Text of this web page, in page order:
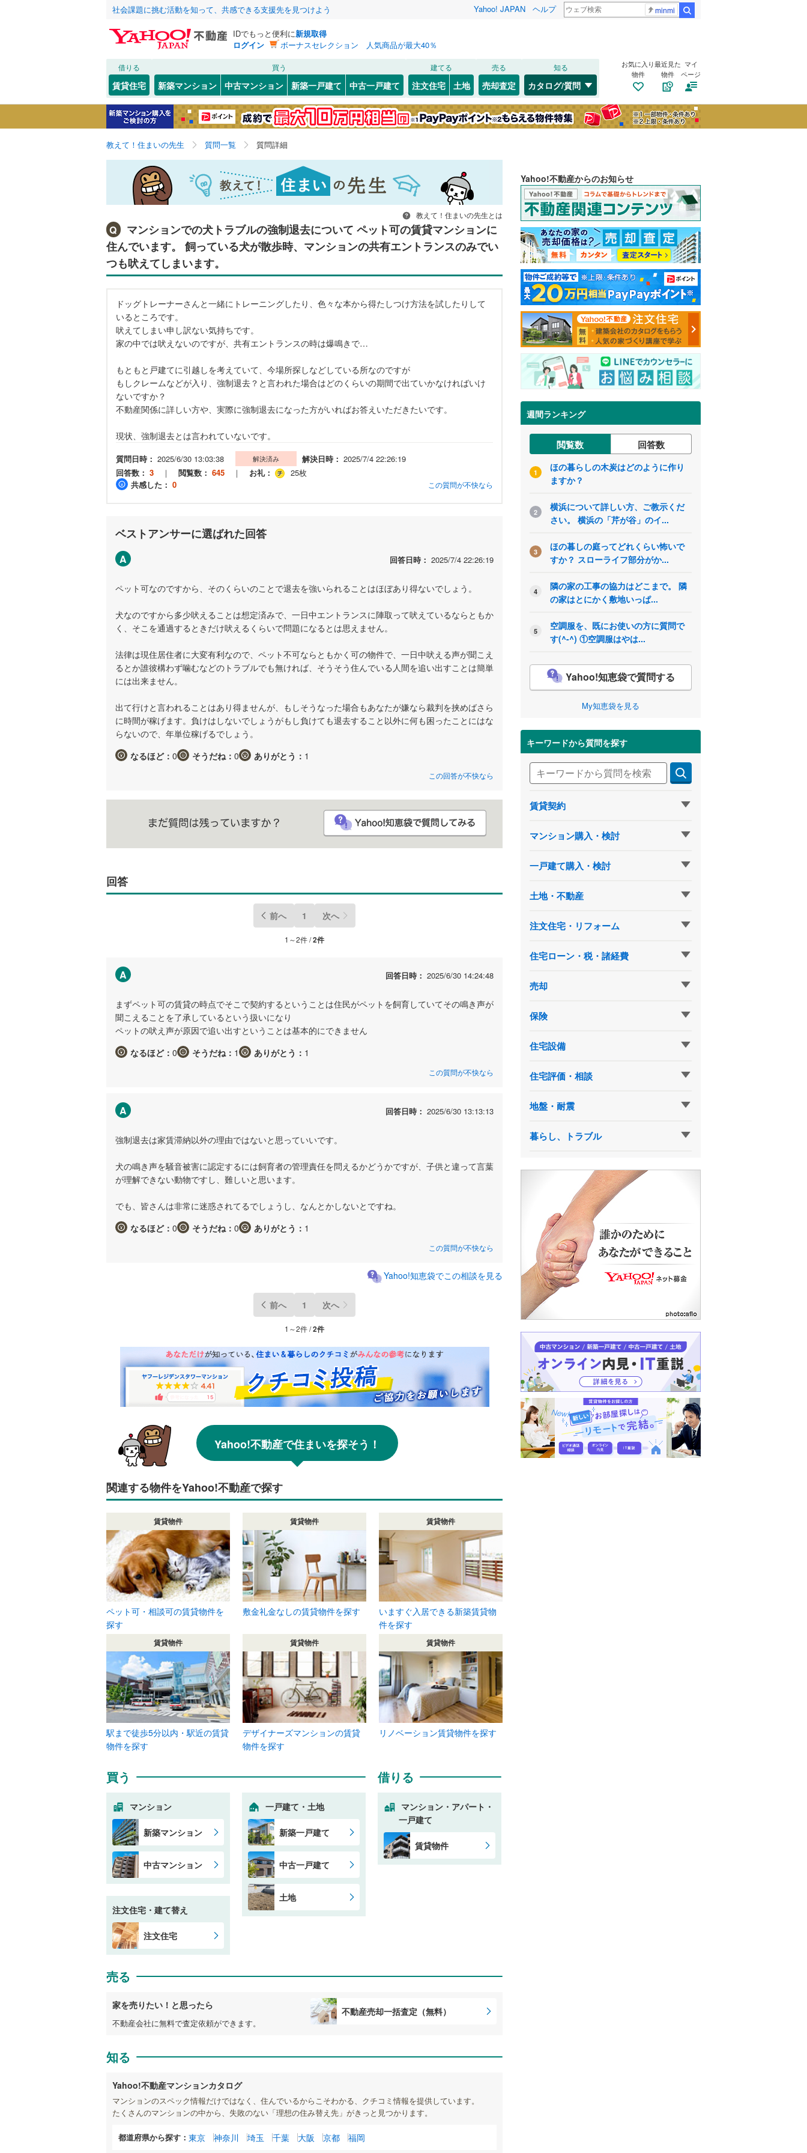
社会課題に挑む活動を知って、共感できる支援先を見つけよう Yahoo! JAPAN ヘルプ minmi
IDでもっと便利に新規取得
ログイン
ボーナスセレクション 人気商品が最大40％
借りる
賃貸住宅
買う
新築マンション 中古マンション 新築一戸建て 中古一戸建て
建てる
注文住宅 土地
売る
売却査定
知る
カタログ/質問
お気に入り
物件
最近見た
物件
マイ
ページ
教えて！住まいの先生 質問一覧 質問詳細
教えて！住まいの先生とは
Q
マンションでの犬トラブルの強制退去について ペット可の賃貸マンションに
住んでいます。 飼っている犬が散歩時、マンションの共有エントランスのみでい
つも吠えてしまいます。
ドッグトレーナーさんと一緒にトレーニングしたり、色々な本から得たしつけ方法を試したりして
いるところです。
吠えてしまい申し訳ない気持ちです。
家の中では吠えないのですが、共有エントランスの時は爆鳴きで…
もともと戸建てに引越しを考えていて、今場所探しなどしている所なのですが
もしクレームなどが入り、強制退去？と言われた場合はどのくらいの期間で出ていかなければいけ
ないですか？
不動産関係に詳しい方や、実際に強制退去になった方がいればお答えいただきたいです。
現状、強制退去とは言われていないです。
質問日時： 2025/6/30 13:03:38 解決済み 解決日時： 2025/7/4 22:26:19
回答数： 3 ｜ 閲覧数： 645 ｜ お礼：
25枚
共感した： 0 この質問が不快なら
ベストアンサーに選ばれた回答
A 回答日時： 2025/7/4 22:26:19
ペット可なのですから、そのくらいのことで退去を強いられることはほぼあり得ないでしょう。
犬なのですから多少吠えることは想定済みで、一日中エントランスに陣取って吠えているならともか
く、そこを通過するときだけ吠えるくらいで問題になるとは思えません。
法律は現住居住者に大変有利なので、ペット不可ならともかく可の物件で、一日中吠える声が聞こえ
るとか誰彼構わず噛むなどのトラブルでも無ければ、そうそう住んでいる人間を追い出すことは簡単
には出来ません。
出て行けと言われることはあり得ませんが、もしそうなった場合もあなたが嫌なら裁判を挟めばさら
に時間が稼げます。負けはしないでしょうがもし負けても退去すること以外に何も困ったことにはな
らないので、年単位稼げるでしょう。
なるほど： 0 そうだね： 0 ありがとう： 1
この回答が不快なら
回答
前へ 1 次へ
1～2件 /2件
A 回答日時： 2025/6/30 14:24:48
まずペット可の賃貸の時点でそこで契約するということは住民がペットを飼育していてその鳴き声が
聞こえることを了承しているという扱いになり
ペットの吠え声が原因で追い出すということは基本的にできません
なるほど： 0 そうだね： 1 ありがとう： 1
この質問が不快なら
A 回答日時： 2025/6/30 13:13:13
強制退去は家賃滞納以外の理由ではないと思っていいです。
犬の鳴き声を騒音被害に認定するには飼育者の管理責任を問えるかどうかですが、子供と違って言葉
が理解できない動物ですし、難しいと思います。
でも、皆さんは非常に迷惑されてるでしょうし、なんとかしないとですね。
なるほど： 0 そうだね： 0 ありがとう： 1
この質問が不快なら
Yahoo!知恵袋でこの相談を見る
前へ 1 次へ
1～2件 /2件
Yahoo!不動産で住まいを探そう！
関連する物件をYahoo!不動産で探す
賃貸物件
ペット可・相談可の賃貸物件を
探す
賃貸物件
敷金礼金なしの賃貸物件を探す
賃貸物件
いますぐ入居できる新築賃貸物
件を探す
賃貸物件
駅まで徒歩5分以内・駅近の賃貸
物件を探す
賃貸物件
デザイナーズマンションの賃貸
物件を探す
賃貸物件
リノベーション賃貸物件を探す
買う
マンション
新築マンション
中古マンション
注文住宅・建て替え
注文住宅
一戸建て・土地
新築一戸建て
中古一戸建て
土地
借りる
マンション・アパート・
一戸建て
賃貸物件
売る
家を売りたい！と思ったら
不動産会社に無料で査定依頼ができます。
不動産売却一括査定（無料）
知る
Yahoo!不動産マンションカタログ
マンションのスペック情報だけではなく、住んでいるからこそわかる、クチコミ情報を提供しています。
たくさんのマンションの中から、失敗のない「理想の住み替え先」がきっと見つかります。
都道府県から探す： 東京 神奈川 埼玉 千葉 大阪 京都 福岡
Yahoo!不動産からのお知らせ
週間ランキング
閲覧数 回答数
1
ほの暮らしの木炭はどのように作り
ますか？
2
横浜について詳しい方、ご教示くだ
さい。 横浜の「芹が谷」のイ...
3
ほの暮しの庭ってどれくらい怖いで
すか？ スローライフ部分がか...
4
隣の家の工事の協力はどこまで。 隣
の家はとにかく敷地いっぱ...
5
空調服を、既にお使いの方に質問で
す(^-^) ①空調服はやは...
Yahoo!知恵袋で質問する
My知恵袋を見る
キーワードから質問を探す
賃貸契約
マンション購入・検討
一戸建て購入・検討
土地・不動産
注文住宅・リフォーム
住宅ローン・税・諸経費
売却
保険
住宅設備
住宅評価・相談
地盤・耐震
暮らし、トラブル